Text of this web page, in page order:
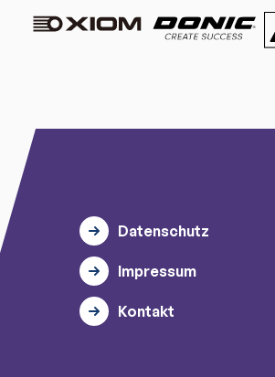
Datenschutz
Impressum
Kontakt